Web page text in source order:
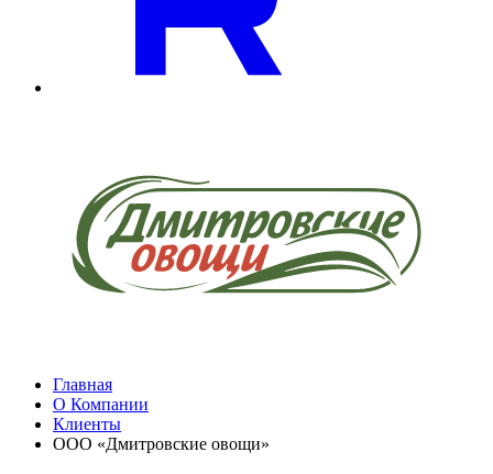
Главная
О Компании
Клиенты
ООО «Дмитровские овощи»